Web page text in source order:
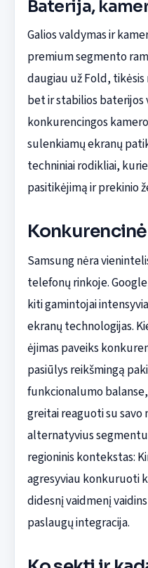
Baterija,
Galios valdymas ir
premium segmento
daugiau už Fold,
bet ir stabilios
konkurencingos
sulenkiamų ekranų
techniniai rodikliai,
pasitikėjimą ir prekinio
Samsung nėra
telefonų rinkoje.
kiti gamintojai
ekranų technologijas.
ėjimas paveiks
pasiūlys reikšmingą
funkcionalumo
greitai reaguoti su
alternatyvius
regioninis kontekstas:
agresyviau konkuruoti
didesnį vaidmenį
paslaugų integracija.